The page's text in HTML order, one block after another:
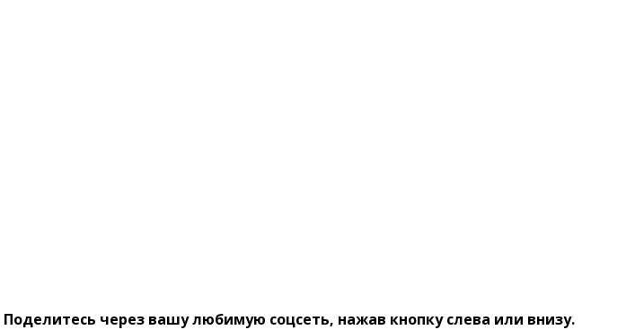
Поделитесь через вашу любимую соцсеть, нажав кнопку слева или внизу.